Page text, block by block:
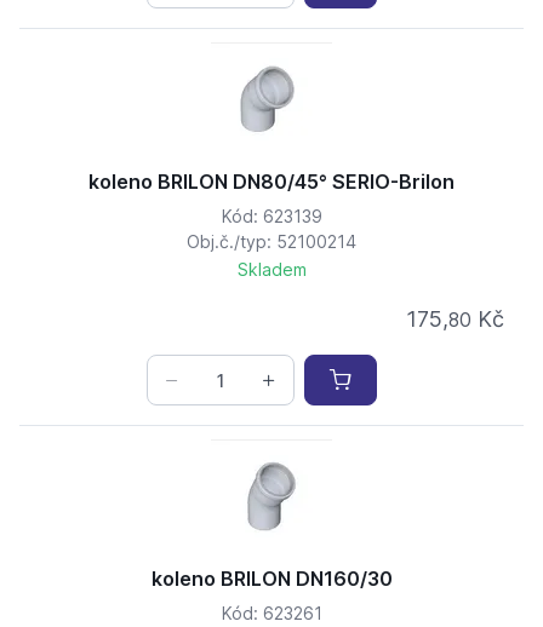
koleno BRILON DN80/45° SERIO-Brilon
Kód: 623139
Obj.č./typ: 52100214
Skladem
175,80 Kč
koleno BRILON DN160/30
Kód: 623261